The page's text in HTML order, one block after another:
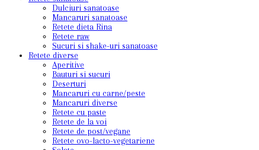
Dulciuri sanatoase
Mancaruri sanatoase
Retete dieta Rina
Retete raw
Sucuri si shake-uri sanatoase
Retete diverse
Aperitive
Bauturi si sucuri
Deserturi
Mancaruri cu carne/peste
Mancaruri diverse
Retete cu paste
Retete de la voi
Retete de post/vegane
Retete ovo-lacto-vegetariene